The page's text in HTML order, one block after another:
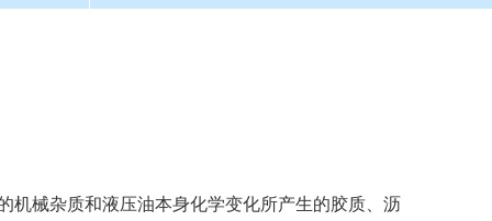
机械杂质和液压油本身化学变化所产生的胶质、沥